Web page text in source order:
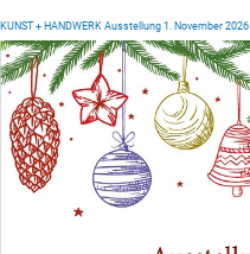
KUNST + HANDWERK Ausstellung 1. November 2026